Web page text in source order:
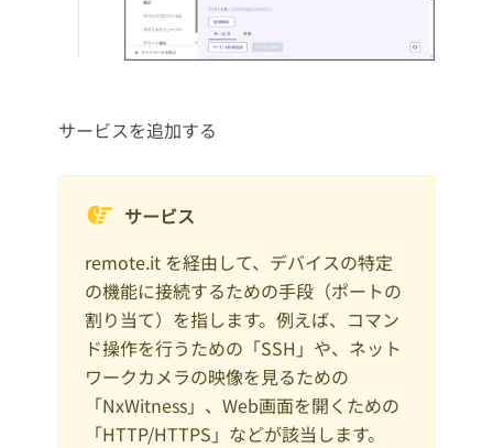
サービスを追加する
サービス
remote.it を経由して、デバイスの特定
の機能に接続するための手段（ポートの
割り当て）を指します。例えば、コマン
ド操作を行うための「SSH」や、ネット
ワークカメラの映像を見るための
「NxWitness」、Web画面を開くための
「HTTP/HTTPS」などが該当します。